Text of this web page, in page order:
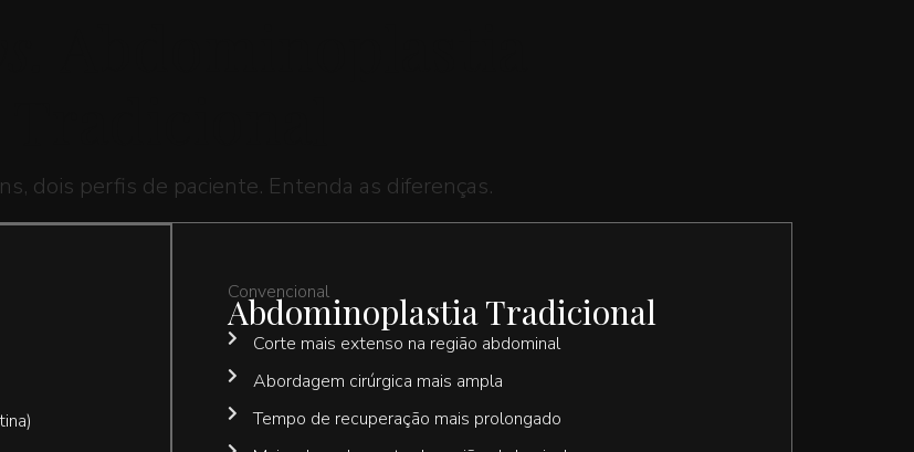
dois perfis de paciente. Entenda as diferenças.
Convencional
Abdominoplastia Tradicional
Corte mais extenso na região abdominal
Abordagem cirúrgica mais ampla
Tempo de recuperação mais prolongado